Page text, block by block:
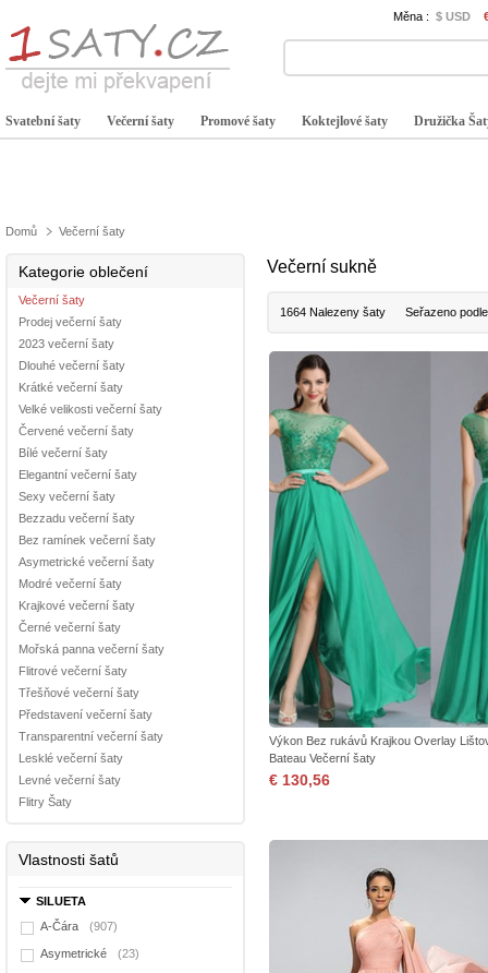
Měna : $ USD
Svatební šaty Večerní šaty Promové šaty Koktejlové šaty Družička
Domů Večerní šaty
Kategorie oblečení
Večerní šaty
Prodej večerní šaty
2023 večerní šaty
Dlouhé večerní šaty
Krátké večerní šaty
Velké velikosti večerní šaty
Červené večerní šaty
Bílé večerní šaty
Elegantní večerní šaty
Sexy večerní šaty
Bezzadu večerní šaty
Bez ramínek večerní šaty
Asymetrické večerní šaty
Modré večerní šaty
Krajkové večerní šaty
Černé večerní šaty
Mořská panna večerní šaty
Flitrové večerní šaty
Třešňové večerní šaty
Představení večerní šaty
Transparentní večerní šaty
Lesklé večerní šaty
Levné večerní šaty
Flitry Šaty
Vlastnosti šatů
SILUETA
A-Čára
(907)
Asymetrické (23)
Večerní sukně
1664 Nalezeny šaty Seřazeno
Výkon Bez rukávů Krajkou Overlay
Bateau Večerní šaty
€ 130,56